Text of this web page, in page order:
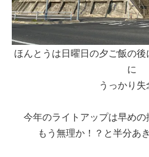
ほんとうは日曜日の夕ご飯の
に
うっかり
今年のライトアップは早め
もう無理か！？と半分あ